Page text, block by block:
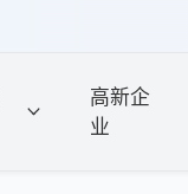
高新企
业